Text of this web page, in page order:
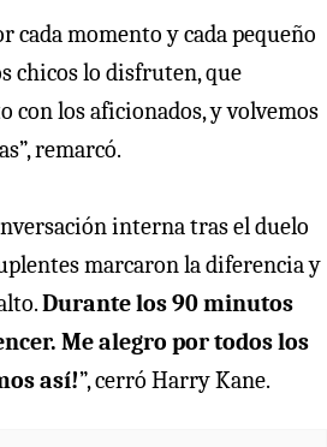
cada momento y cada pequeño
chicos lo disfruten, que
con los aficionados, y volvemos
remarcó.
interna tras el duelo
marcaron la diferencia y
Durante los 90 minutos
Me alegro por todos los
así!”, cerró Harry Kane.